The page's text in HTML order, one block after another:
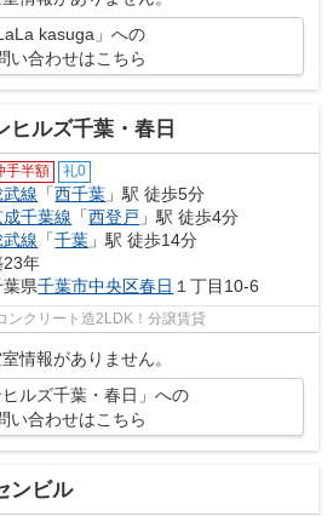
LaLa kasuga」への
い合わせはこちら
ヒルズ千葉・春日
手半額 礼0
武線 「西千葉 」駅 徒歩5分
成千葉線 「西登戸 」駅 徒歩4分
武線 「千葉 」駅 徒歩14分
23年
葉県千葉市中央区春日 １丁目10-6
ンクリート造2LDK！分譲賃貸
情報がありません。
ヒルズ千葉・春日」への
い合わせはこちら
ンビル